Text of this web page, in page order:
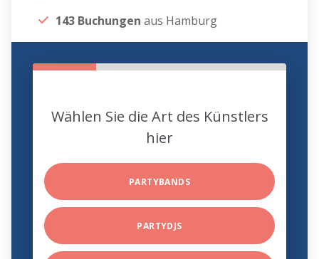
143 Buchungen aus Hamburg
Wählen Sie die Art des Künstlers
hier
PARTYBANDS
PARTYDJS